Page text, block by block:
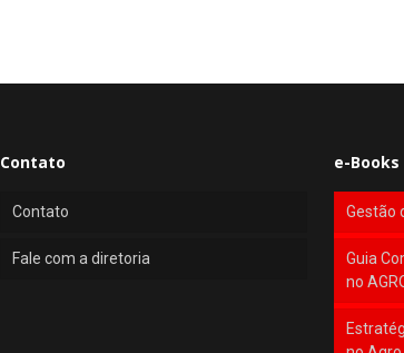
Contato
Contato
Fale com a diretoria
e-Books
Gestão
Guia
no